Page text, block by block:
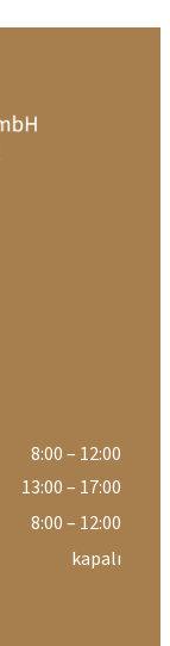
8:00 – 12:00
13:00 – 17:00
8:00 – 12:00
kapalı